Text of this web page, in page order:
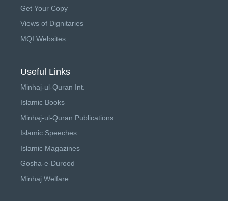
Get Your Copy
Views of Dignitaries
MQI Websites
Useful Links
Minhaj-ul-Quran Int.
Islamic Books
Minhaj-ul-Quran Publications
Islamic Speeches
Islamic Magazines
Gosha-e-Durood
Minhaj Welfare